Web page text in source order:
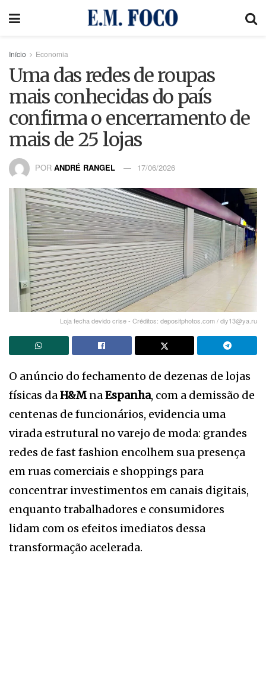
Início Economia
Uma das redes de roupas
mais conhecidas do país
confirma o encerramento de
mais de 25 lojas
POR ANDRÉ RANGEL 17/06/2026
Loja fecha devido crise - Créditos: depositphotos.com / diy13@ya.ru
O anúncio do fechamento de dezenas de lojas
físicas daH&MnaEspanha, com a demissão de
centenas de funcionários, evidencia uma
virada estrutural no varejo de moda: grandes
redes de fast fashion encolhem sua presença
em ruas comerciais e shoppings para
concentrar investimentos em canais digitais,
enquanto trabalhadores e consumidores
lidam com os efeitos imediatos dessa
transformação acelerada.